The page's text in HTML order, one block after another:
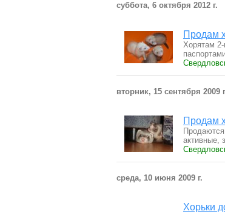
суббота, 6 октября 2012 г.
Продам
Хорятам
вторник, 15 сентября 2009
Продам
активные,
среда, 10 июня 2009 г.
Хорьки